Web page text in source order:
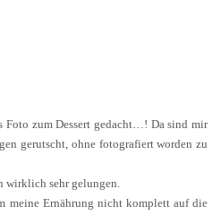
Foto zum Dessert gedacht…! Da sind mir
gerutscht, ohne fotografiert worden zu
wirklich sehr gelungen.
meine Ernährung nicht komplett auf die